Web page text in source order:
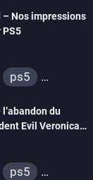
2
– Nos impressions
PS5
ps5
2
du
Evil Veronica
ps5